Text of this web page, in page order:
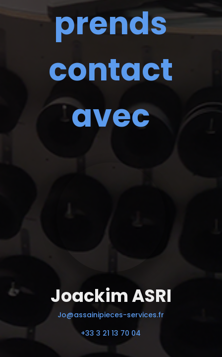
prends
contact
avec
Joackim ASRI
Jo@assainipieces-services.fr
+33 3 21 13 70 04